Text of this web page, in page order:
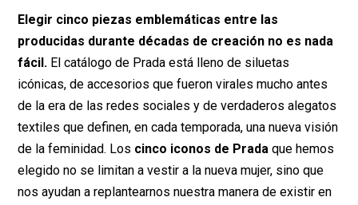
Elegir cinco piezas emblemáticas entre las
producidas durante décadas de creación no es nada
fácil. El catálogo de Prada está lleno de siluetas
icónicas, de accesorios que fueron virales mucho antes
de la era de las redes sociales y de verdaderos alegatos
textiles que definen, en cada temporada, una nueva visión
de la feminidad. Los cinco iconos de Prada que hemos
elegido no se limitan a vestir a la nueva mujer, sino que
nos ayudan a replantearnos nuestra manera de existir en